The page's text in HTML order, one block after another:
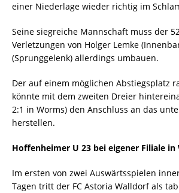
einer Niederlage wieder richtig im
Seine siegreiche Mannschaft muss der
Verletzungen von Holger Lemke
(Sprunggelenk) allerdings umbauen.
Der auf einem möglichen Abstiegsplatz
könnte mit dem zweiten Dreier
2:1 in Worms) den Anschluss an das
herstellen.
Hoffenheimer U 23 bei eigener Filiale
Im ersten von zwei Auswärtsspielen
Tagen tritt der FC Astoria Walldorf als